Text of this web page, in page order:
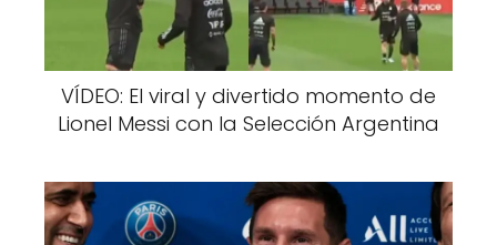
VÍDEO: El viral y divertido momento de
Lionel Messi con la Selección Argentina